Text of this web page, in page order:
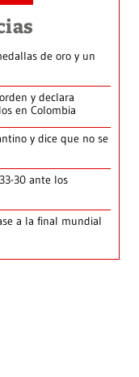
de oro y un
y declara
en Colombia
y dice que no se
30 ante los
a la final mundial